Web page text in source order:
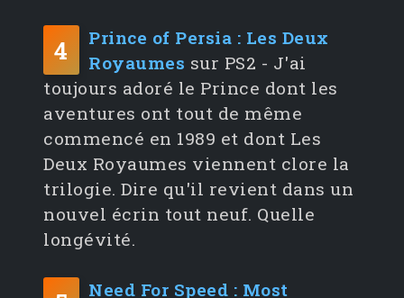
4
Prince of Persia : Les Deux
Royaumes sur PS2 - J'ai
toujours adoré le Prince dont les
aventures ont tout de même
commencé en 1989 et dont Les
Deux Royaumes viennent clore la
trilogie. Dire qu'il revient dans un
nouvel écrin tout neuf. Quelle
longévité.
Need For Speed : Most